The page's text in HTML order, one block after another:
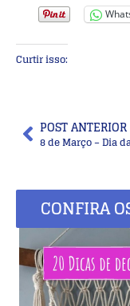
Curtir isso:
POST ANTERIOR
8 de Março – Dia
CONFIRA